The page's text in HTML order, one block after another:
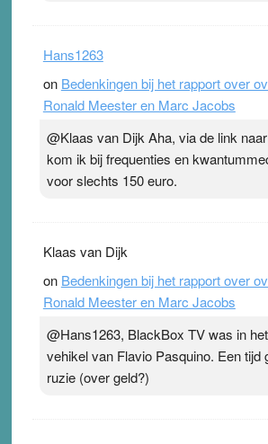
Hans1263
on Bedenkingen bij het rapport over
Ronald Meester en Marc Jacobs
@Klaas van Dijk Aha, via de link
kom ik bij frequenties en
voor slechts 150 euro.
Klaas van Dijk
on Bedenkingen bij het rapport over
Ronald Meester en Marc Jacobs
@Hans1263, BlackBox TV was in
vehikel van Flavio Pasquino. Een tijd
ruzie (over geld?)